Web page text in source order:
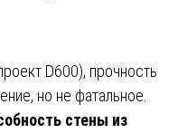
D600), прочность
но не фатальное.
стены из